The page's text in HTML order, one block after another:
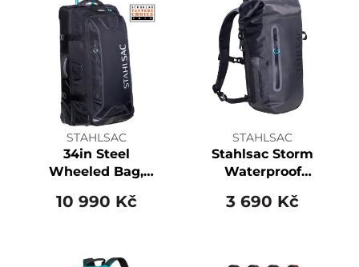
STAHLSAC
34in Steel
Wheeled Bag,
10 990 Kč
STAHLSAC
Stahlsac Storm
Waterproof
3 690 Kč